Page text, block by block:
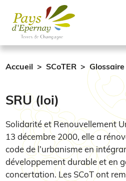
Accueil SCoTER Glossaire
SRU (loi)
Solidarité et Renouvellement
13 décembre 2000, elle a
code de l’urbanisme en
développement durable et en
concertation. Les SCoT ont